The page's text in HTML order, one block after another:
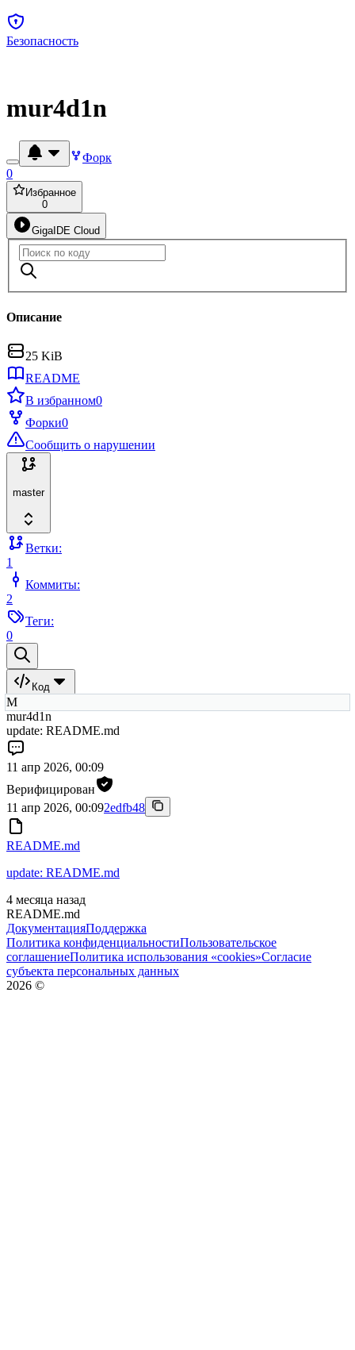
Безопасность
mur4d1n
Форк
0
Избранное
0
GigaIDE Cloud
Описание
25 KiB
README
В избранном0
Форки0
Сообщить о нарушении
master
Ветки:
1
Коммиты:
2
Теги:
0
Код
M
mur4d1n
update: README.md
11 апр 2026, 00:09
Верифицирован
11 апр 2026, 00:092edfb48
README.md
update: README.md
4 месяца назад
README.md
ДокументацияПоддержка
Политика конфиденциальностиПользовательское
соглашениеПолитика использования «cookies»Согласие
субъекта персональных данных
2026 ©